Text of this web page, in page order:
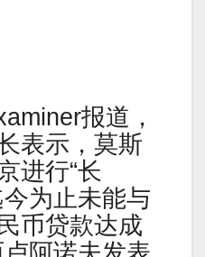
报道，
表示，莫斯
进行“长
为止未能与
币贷款达成